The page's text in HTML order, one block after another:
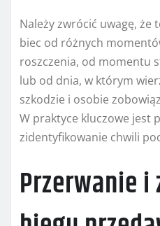
Należy zwrócić uwagę, że
biec od różnych
roszczenia, od momentu
lub od dnia, w którym
szkodzie i osobie
W praktyce kluczowe jest
zidentyfikowanie chwili
Przerwanie